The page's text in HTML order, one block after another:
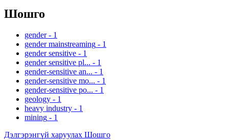
Шошго
gender - 1
gender mainstreaming - 1
gender sensitive - 1
gender sensitive pl... - 1
gender-sensitive an... - 1
gender-sensitive mo... - 1
gender-sensitive po... - 1
geology - 1
heavy industry - 1
mining - 1
Дэлгэрэнгүй харуулах Шошго